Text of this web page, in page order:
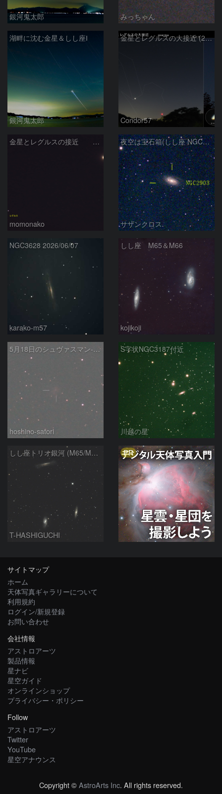
銀河鬼太郎 みっちゃん
湖畔に沈む金星＆しし座Ⅰ
銀河鬼太郎
金星とレグルスの大接近 (2026/07/09)
Condor57
金星とレグルスの接近 260709
momonako
夜空は宝石箱(しし座 NGC2903) Seestar50
サザンクロス
NGC3628 2026/06/07
karako-m57
しし座 M65＆M66
kojikoji
5月18日のシュヴァスマン-ヴァハマン第1彗星（29P）
hoshino-satori
S字状NGC3187付近
川越の星
しし座トリオ銀河 (M65/M66/NGC3628) 2026/05/11
T-HASHIGUCHI
PR
サイトマップ
ホーム
天体写真ギャラリーについて
利用規約
ログイン/新規登録
お問い合わせ
会社情報
アストロアーツ
製品情報
星ナビ
星空ガイド
オンラインショップ
プライバシー・ポリシー
Follow
アストロアーツ
Twitter
YouTube
星空アナウンス
Copyright ©AstroArts Inc. All rights reserved.